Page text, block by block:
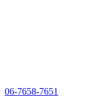
06-7658-7651